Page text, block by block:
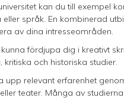
kan du till exempel
eller språk. En kombinerad
av dina intresseområden.
fördjupa dig i kreativt
och historiska studier.
upp relevant erfarenhet
teater. Många av